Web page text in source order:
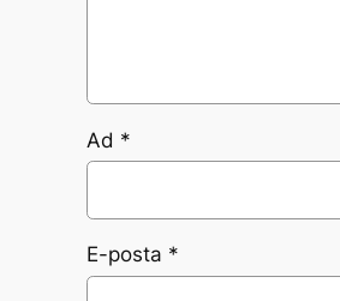
Ad *
E-posta *